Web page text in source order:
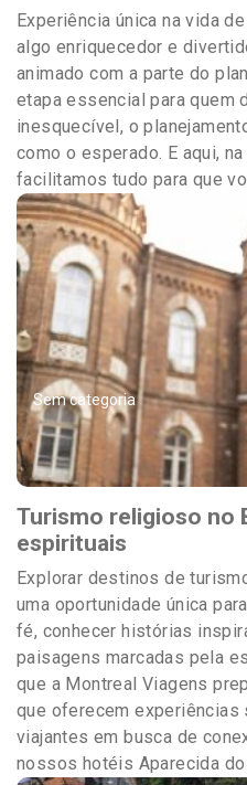
Experiência única na vida
algo enriquecedor e
animado com a parte do
etapa essencial para quem
inesquecível, o
como o esperado. E aqui,
facilitamos tudo para que
Sem categoria
Turismo religioso no
espirituais
Explorar destinos de
uma oportunidade única
fé, conhecer histórias
paisagens marcadas pela
que a Montreal Viagens
que oferecem
viajantes em busca de
nossos hotéis Aparecida do